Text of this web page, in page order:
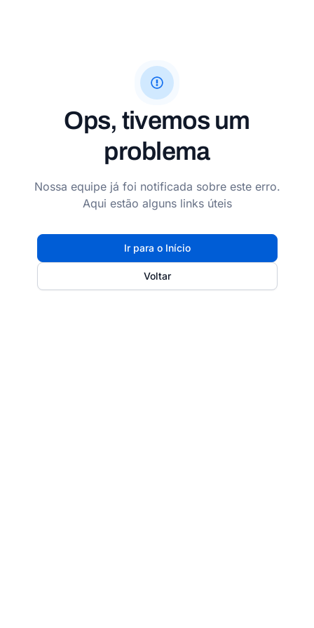
Ops, tivemos um
problema
Nossa equipe já foi notificada sobre este erro.
Aqui estão alguns links úteis
Ir para o Início
Voltar